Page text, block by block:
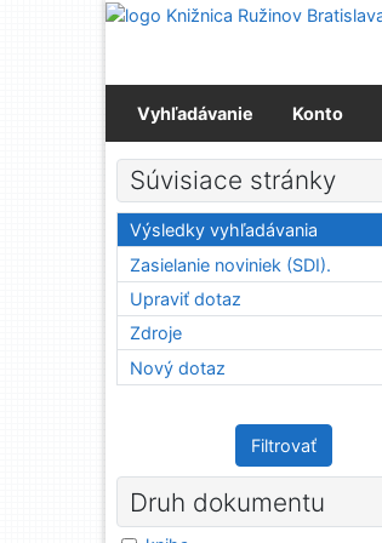
Prejsť na obsah
Vyhľadávanie Konto
Súvisiace stránky
Výsledky vyhľadávania
Zasielanie noviniek (SDI).
Upraviť dotaz
Zdroje
Nový dotaz
Filtrovať
Druh dokumentu